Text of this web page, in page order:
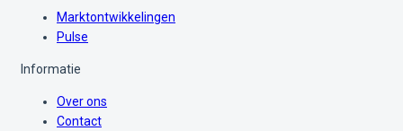
Marktontwikkelingen
Pulse
Informatie
Over ons
Contact